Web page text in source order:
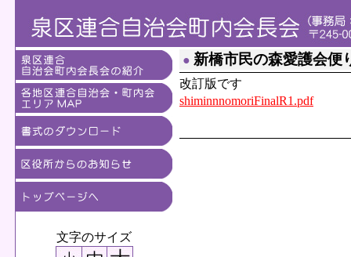
文字のサイズ
● 新橋市民の森愛護会
改訂版です
shiminnnomoriFinalR1.pdf